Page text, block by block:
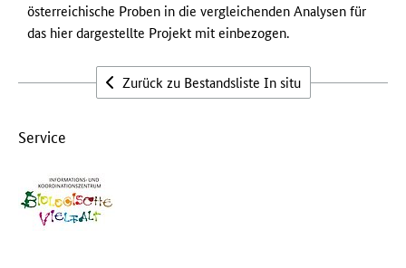
österreichische Proben in die vergleichenden Analysen für
das hier dargestellte Projekt mit einbezogen.
Zurück zu Bestandsliste In situ
Service